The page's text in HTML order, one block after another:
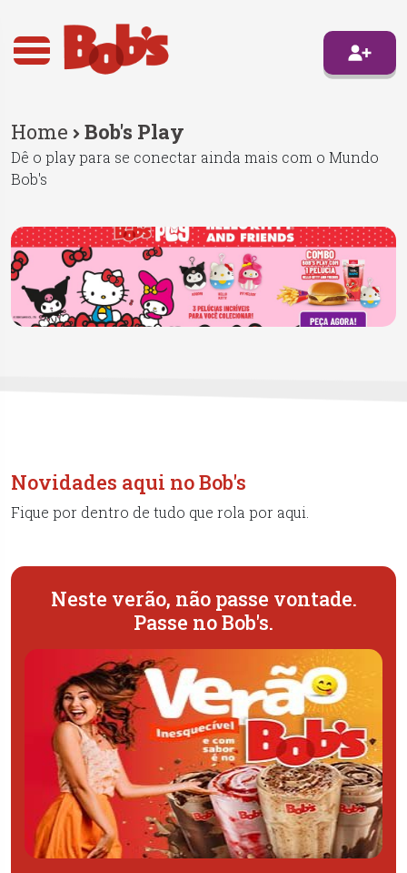
Home Bob's Play
Dê o play para se conectar ainda mais com o Mundo
Bob's
Novidades aqui no Bob's
Fique por dentro de tudo que rola por aqui.​
Neste verão, não passe vontade.
Passe no Bob's.